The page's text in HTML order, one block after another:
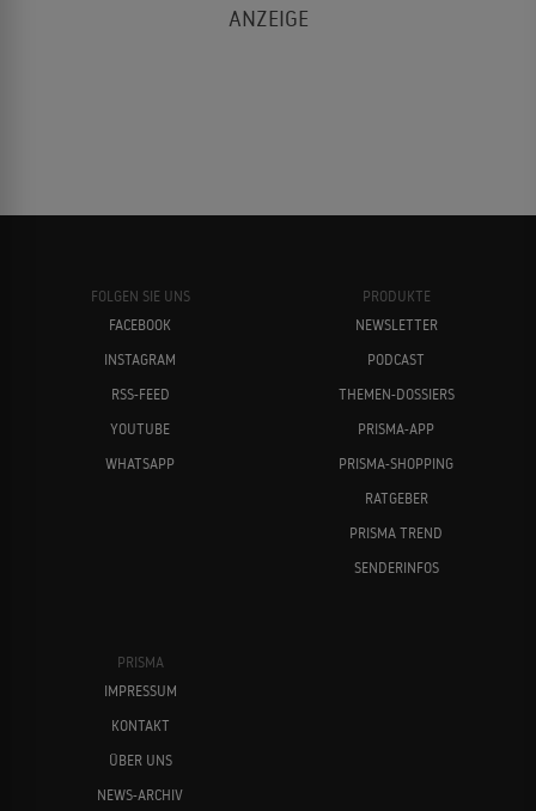
FOLGEN SIE UNS
FACEBOOK
INSTAGRAM
RSS-FEED
YOUTUBE
WHATSAPP
PRODUKTE
NEWSLETTER
PODCAST
THEMEN-DOSSIERS
PRISMA-APP
PRISMA-SHOPPING
RATGEBER
PRISMA TREND
SENDERINFOS
PRISMA
IMPRESSUM
KONTAKT
ÜBER UNS
NEWS-ARCHIV